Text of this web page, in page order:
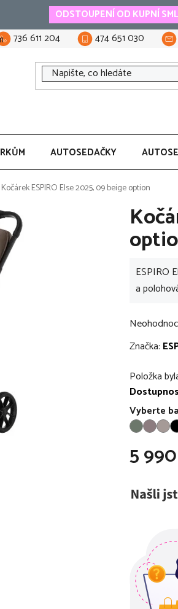
ODSTOUPENÍ OD KUPNÍ
736 611 204 474 651 030
AUTOSEDAČKY
Kočárek ESPIRO Else 2025, 09 beige option
ESPIRO
a
Průměrné
hodnocení
je
0,0
z
5
Značka:
Položka
Vyberte
5